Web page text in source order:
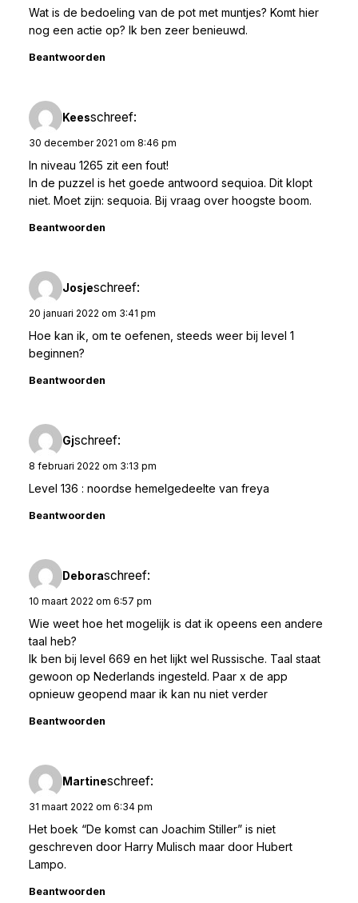
Wat is de bedoeling van de pot met muntjes? Komt hier
nog een actie op? Ik ben zeer benieuwd.
Beantwoorden
Keesschreef:
30 december 2021 om 8:46 pm
In niveau 1265 zit een fout!
In de puzzel is het goede antwoord sequioa. Dit klopt
niet. Moet zijn: sequoia. Bij vraag over hoogste boom.
Beantwoorden
Josjeschreef:
20 januari 2022 om 3:41 pm
Hoe kan ik, om te oefenen, steeds weer bij level 1
beginnen?
Beantwoorden
Gjschreef:
8 februari 2022 om 3:13 pm
Level 136 : noordse hemelgedeelte van freya
Beantwoorden
Deboraschreef:
10 maart 2022 om 6:57 pm
Wie weet hoe het mogelijk is dat ik opeens een andere
taal heb?
Ik ben bij level 669 en het lijkt wel Russische. Taal staat
gewoon op Nederlands ingesteld. Paar x de app
opnieuw geopend maar ik kan nu niet verder
Beantwoorden
Martineschreef:
31 maart 2022 om 6:34 pm
Het boek “De komst can Joachim Stiller” is niet
geschreven door Harry Mulisch maar door Hubert
Lampo.
Beantwoorden